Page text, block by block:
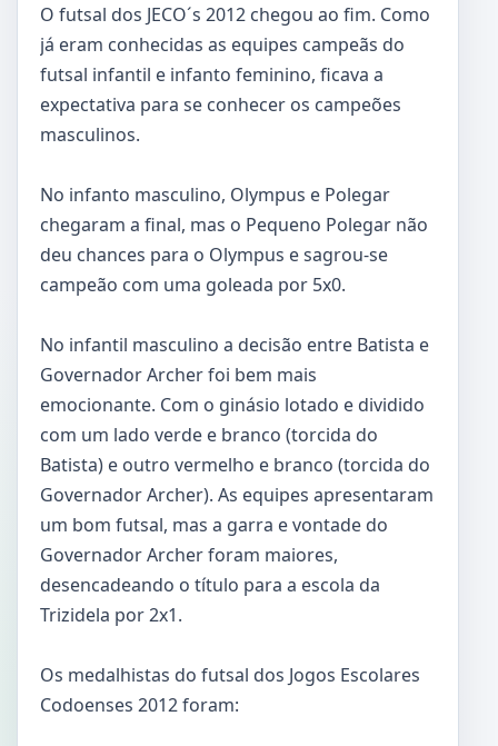
O futsal dos JECO´s 2012 chegou ao fim. Como
já eram conhecidas as equipes campeãs do
futsal infantil e infanto feminino, ficava a
expectativa para se conhecer os campeões
masculinos.
No infanto masculino, Olympus e Polegar
chegaram a final, mas o Pequeno Polegar não
deu chances para o Olympus e sagrou-se
campeão com uma goleada por 5x0.
No infantil masculino a decisão entre Batista e
Governador Archer foi bem mais
emocionante. Com o ginásio lotado e dividido
com um lado verde e branco (torcida do
Batista) e outro vermelho e branco (torcida do
Governador Archer). As equipes apresentaram
um bom futsal, mas a garra e vontade do
Governador Archer foram maiores,
desencadeando o título para a escola da
Trizidela por 2x1.
Os medalhistas do futsal dos Jogos Escolares
Codoenses 2012 foram: